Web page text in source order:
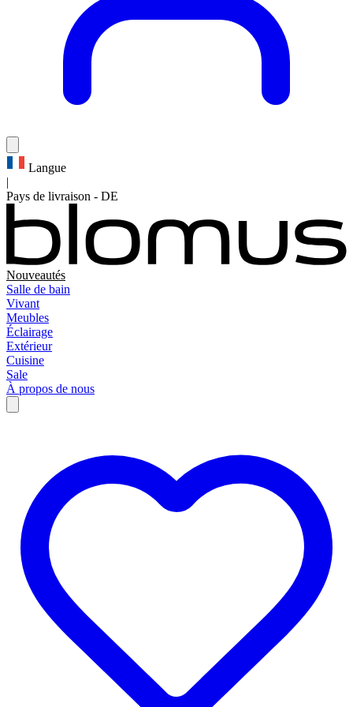
Langue
|
Pays de livraison - DE
Nouveautés
Salle de bain
Vivant
Meubles
Éclairage
Extérieur
Cuisine
Sale
À propos de nous